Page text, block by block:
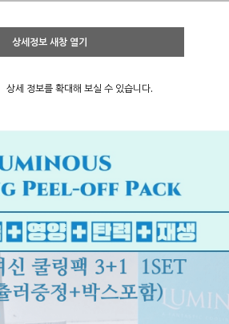
상세정보 새창 열기
상세 정보를 확대해 보실 수 있습니다.